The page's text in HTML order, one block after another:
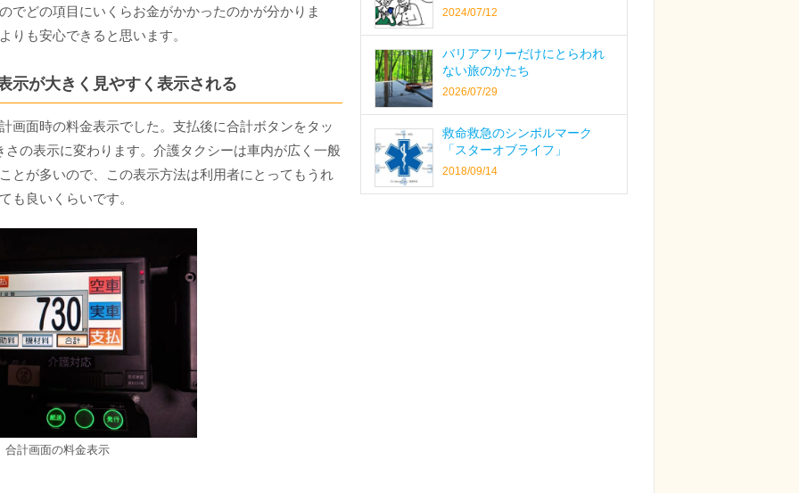
でどの項目にいくらお金がかかったのかが分かりま
りも安心できると思います。
示が大きく見やすく表示される
画面時の料金表示でした。支払後に合計ボタンをタッ
の表示に変わります。介護タクシーは車内が広く一般
とが多いので、この表示方法は利用者にとってもうれ
も良いくらいです。
合計画面の料金表示
2024/07/12
バリアフリーだけにとらわれ
ない旅のかたち
2026/07/29
救命救急のシンボルマーク
「スターオブライフ」
2018/09/14